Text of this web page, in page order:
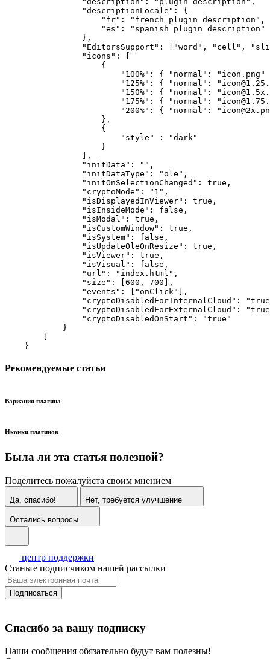
                "descriptionLocale": {
                    "fr": "french plugin description",
                    "es": "spanish plugin description"
                },
"EditorsSupport": ["word", "cell",
                "icons": [
                    {
"100%": { "normal": "icon.png"
"125%": { "normal":
"150%": { "normal":
"175%": { "normal":
"200%": { "normal":
                    },
                    {
                        "style" : "dark"
                    }
                ],
                "initData": "",
                "initDataType": "ole",
                "initOnSelectionChanged": true,
                "cryptoMode": "1",
                "isDisplayedInViewer": true,
                "isInsideMode": false,
                "isModal": true,
                "isCustomWindow": true,
                "isSystem": false,
                "isUpdateOleOnResize": true,
                "isViewer": true,
                "isVisual": false,
                "url": "index.html",
                "size": [600, 700],
                "events": ["onClick"],
"cryptoDisabledForInternalCloud":
"cryptoDisabledForExternalCloud":
                "cryptoDisabledOnStart": "true"
            }
    }
Рекомендуемые статьи
Вариация плагина
Иконки плагинов
Была ли эта статья полезной?
Поделитесь пожалуйста своим мнением
Да, спасибо! Нет, требуется улучшение
Остались вопросы
центр поддержки
Станьте подписчиком нашей рассылки
Подписаться
Спасибо за вашу подписку
Наши сообщения обязательно будут вам полезны!